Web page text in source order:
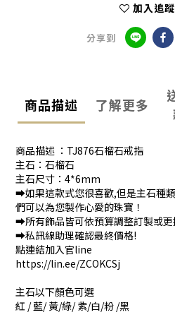
加入追
分享到
商品描述 了解更多
商品描述 ：TJ876石榴石戒指
主石：石榴石
主石尺寸：4*6mm
➡️如果這款式您很喜歡,但是主石種
們可以為您製作心愛的珠寶！
➡️所有飾品皆可依預算調整訂製或更
➡️私訊線助理確認最終價格!
點連結加入官line
https://lin.ee/ZCOKCSj
主石以下顏色可選
紅 / 藍/ 黃/綠/ 紫/白/粉 /黑